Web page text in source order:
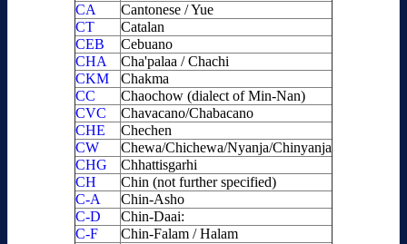
CA
Cantonese / Yue
CT
Catalan
CEB
Cebuano
CHA
Cha'palaa / Chachi
CKM
Chakma
CC
Chaochow (dialect of Min-Nan)
CVC
Chavacano/Chabacano
CHE
Chechen
CW
Chewa/Chichewa/Nyanja/Chinyanja
CHG
Chhattisgarhi
CH
Chin (not further specified)
C-A
Chin-Asho
C-D
Chin-Daai:
C-F
Chin-Falam / Halam